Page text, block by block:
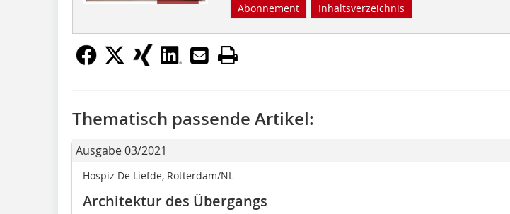
Abonnement Inhaltsverzeichnis
Thematisch passende Artikel:
Ausgabe 03/2021
Hospiz De Liefde, Rotterdam/NL
Architektur des Übergangs